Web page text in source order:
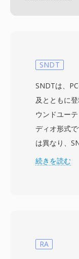
SNDT
SNDTは、
及とともに
ウンドユー
ディオ形式
は異なり、
データ長を
ーおよびプ
続きを読む
RA